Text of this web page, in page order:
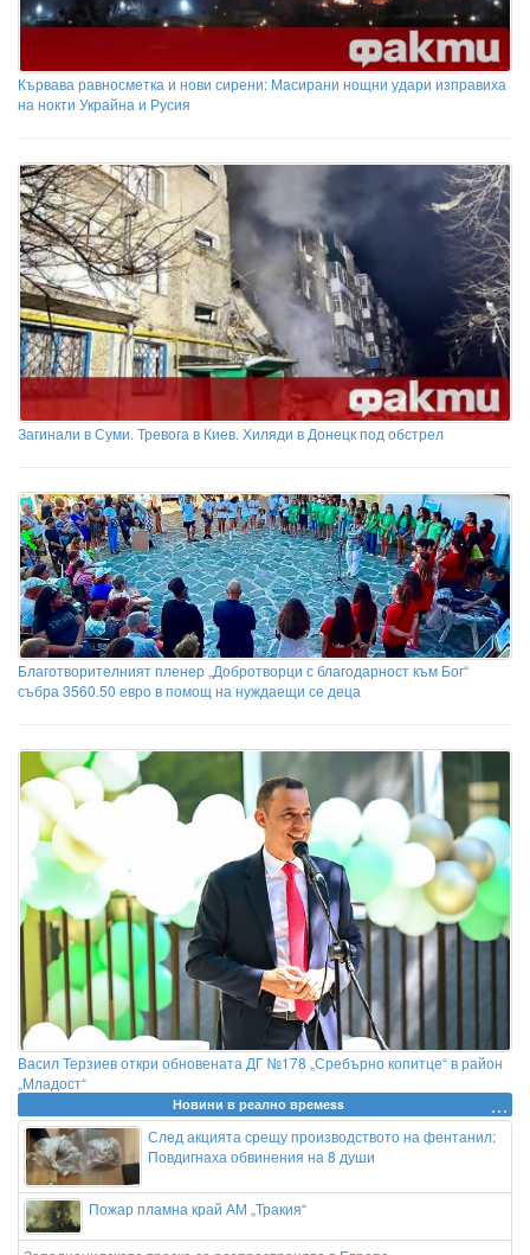
Кървава равносметка и нови сирени: Масирани нощни удари изправиха
на нокти Украйна и Русия
Загинали в Суми. Тревога в Киев. Хиляди в Донецк под обстрел
Благотворителният пленер „Добротворци с благодарност към Бог“
събра 3560.50 евро в помощ на нуждаещи се деца
Васил Терзиев откри обновената ДГ №178 „Сребърно копитце“ в район
„Младост“
Новини в реално времеss
След акцията срещу производството на фентанил:
Повдигнаха обвинения на 8 души
Пожар пламна край АМ „Тракия“